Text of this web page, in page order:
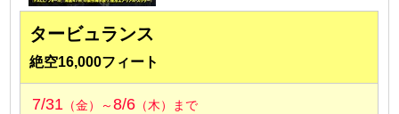
タービュランス
絶空16,000フィート
7/31 （金）～8/6 （木）まで